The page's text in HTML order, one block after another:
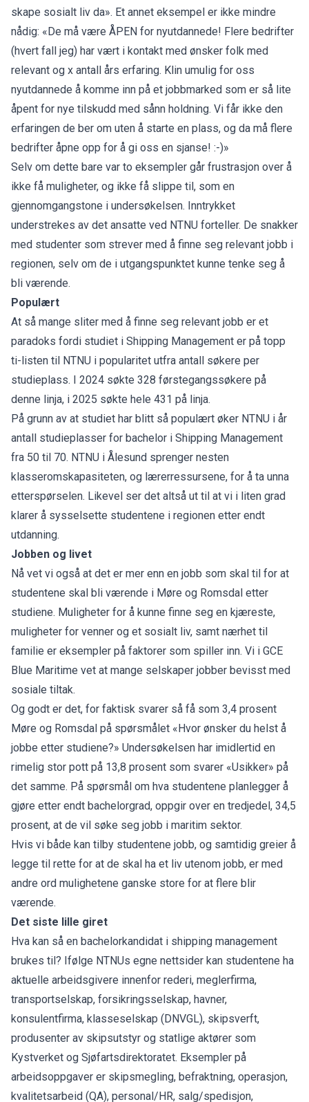
skape sosialt liv da». Et annet eksempel er ikke mindre
nådig: «De må være ÅPEN for nyutdannede! Flere bedrifter
(hvert fall jeg) har vært i kontakt med ønsker folk med
relevant og x antall års erfaring. Klin umulig for oss
nyutdannede å komme inn på et jobbmarked som er så lite
åpent for nye tilskudd med sånn holdning. Vi får ikke den
erfaringen de ber om uten å starte en plass, og da må flere
bedrifter åpne opp for å gi oss en sjanse! :-)»
Selv om dette bare var to eksempler går frustrasjon over å
ikke få muligheter, og ikke få slippe til, som en
gjennomgangstone i undersøkelsen. Inntrykket
understrekes av det ansatte ved NTNU forteller. De snakker
med studenter som strever med å finne seg relevant jobb i
regionen, selv om de i utgangspunktet kunne tenke seg å
bli værende.
Populært
At så mange sliter med å finne seg relevant jobb er et
paradoks fordi studiet i Shipping Management er på topp
ti-listen til NTNU i popularitet utfra antall søkere per
studieplass. I 2024 søkte 328 førstegangssøkere på
denne linja, i 2025 søkte hele 431 på linja.
På grunn av at studiet har blitt så populært øker NTNU i år
antall studieplasser for bachelor i Shipping Management
fra 50 til 70. NTNU i Ålesund sprenger nesten
klasseromskapasiteten, og lærerressursene, for å ta unna
etterspørselen. Likevel ser det altså ut til at vi i liten grad
klarer å sysselsette studentene i regionen etter endt
utdanning.
Jobben og livet
Nå vet vi også at det er mer enn en jobb som skal til for at
studentene skal bli værende i Møre og Romsdal etter
studiene. Muligheter for å kunne finne seg en kjæreste,
muligheter for venner og et sosialt liv, samt nærhet til
familie er eksempler på faktorer som spiller inn. Vi i GCE
Blue Maritime vet at mange selskaper jobber bevisst med
sosiale tiltak.
Og godt er det, for faktisk svarer så få som 3,4 prosent
Møre og Romsdal på spørsmålet «Hvor ønsker du helst å
jobbe etter studiene?» Undersøkelsen har imidlertid en
rimelig stor pott på 13,8 prosent som svarer «Usikker» på
det samme. På spørsmål om hva studentene planlegger å
gjøre etter endt bachelorgrad, oppgir over en tredjedel, 34,5
prosent, at de vil søke seg jobb i maritim sektor.
Hvis vi både kan tilby studentene jobb, og samtidig greier å
legge til rette for at de skal ha et liv utenom jobb, er med
andre ord mulighetene ganske store for at flere blir
værende.
Det siste lille giret
Hva kan så en bachelorkandidat i shipping management
brukes til? Ifølge NTNUs egne nettsider kan studentene ha
aktuelle arbeidsgivere innenfor rederi, meglerfirma,
transportselskap, forsikringsselskap, havner,
konsulentfirma, klasseselskap (DNVGL), skipsverft,
produsenter av skipsutstyr og statlige aktører som
Kystverket og Sjøfartsdirektoratet. Eksempler på
arbeidsoppgaver er skipsmegling, befraktning, operasjon,
kvalitetsarbeid (QA), personal/HR, salg/spedisjon,